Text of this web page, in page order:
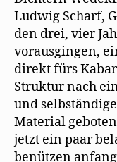
Ludwig Scharf,
den drei, vier
vorausgingen,
direkt fürs
Struktur nach
und
Material
jetzt ein paar
benützen